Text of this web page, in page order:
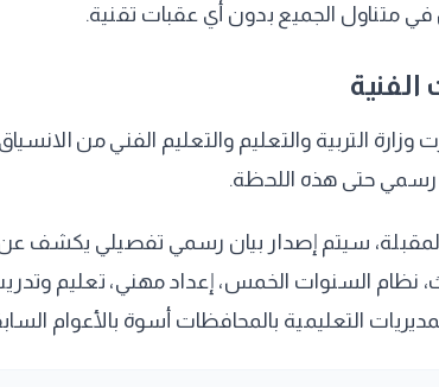
في متناول الجميع بدون أي عقبات تقنية.
الفنية
التربية والتعليم والتعليم الفني من
حتى هذه اللحظة.
المقبلة، سيتم إصدار بيان رسمي تفصيلي يكشف
نظام السنوات الخمس، إعداد مهني، تعليم
التعليمية بالمحافظات أسوة بالأعوام